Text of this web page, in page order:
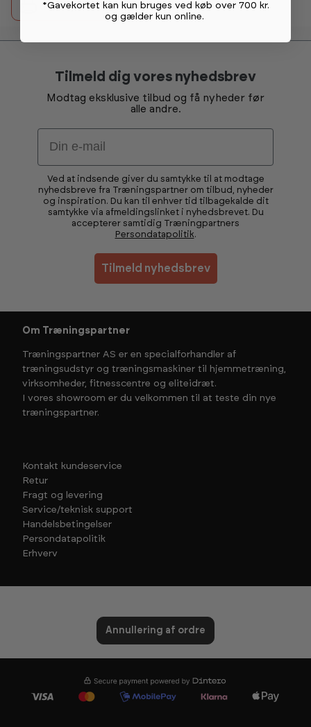
detail.printButtonText
Tilmeld dig vores nyhedsbrev
Modtag eksklusive tilbud og få nyheder før
alle andre.
Email
Ved at indsende giver du samtykke til at modtage
nyhedsbreve fra Træningspartner om tilbud, nyheder
og inspiration. Du kan til enhver tid tilbagekalde dit
samtykke via afmeldingslinket i nyhedsbrevet. Du
accepterer samtidig Træningpartners
Persondatapolitik.
Tilmeld nyhedsbrev
Om Træningspartner
Træningspartner AS er en specialforhandler af
træningsudstyr og træningsmaskiner til hjemmetræning,
virksomheder, fitnesscentre og eliteidræt.
I vores showroom er du velkommen til at teste din nye
træningspartner.
Kontakt kundeservice
Retur
Fragt og levering
Service/teknisk support
Handelsbetingelser
Persondatapolitik
Erhverv
Annullering af ordre
*Gavekortet kan kun bruges ved køb over 700 kr.
og gælder kun online.